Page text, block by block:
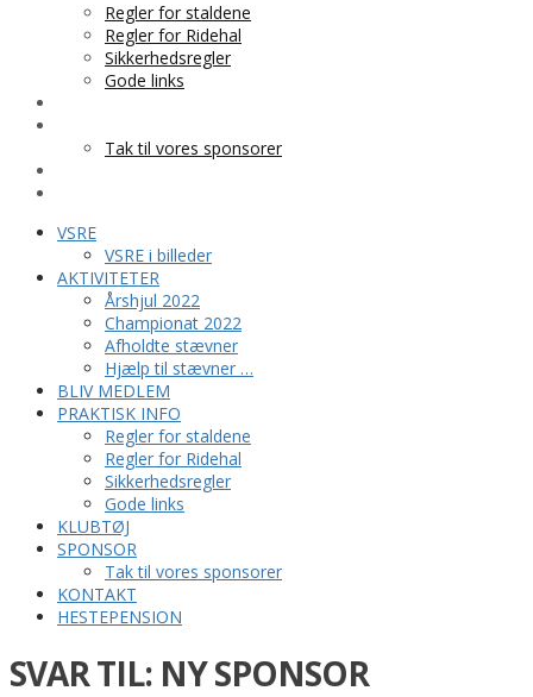
Regler for staldene
Regler for Ridehal
Sikkerhedsregler
Gode links
Tak til vores sponsorer
VSRE
VSRE i billeder
AKTIVITETER
Årshjul 2022
Championat 2022
Afholdte stævner
Hjælp til stævner …
BLIV MEDLEM
PRAKTISK INFO
Regler for staldene
Regler for Ridehal
Sikkerhedsregler
Gode links
KLUBTØJ
SPONSOR
Tak til vores sponsorer
KONTAKT
HESTEPENSION
SVAR TIL: NY SPONSOR